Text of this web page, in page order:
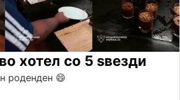
хотел со 5 ѕвезди
роденден 😄